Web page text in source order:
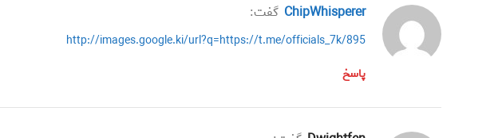
ChipWhisperer گفت:
http://images.google.ki/url?q=https://t.me/officials_7k/895
پاسخ